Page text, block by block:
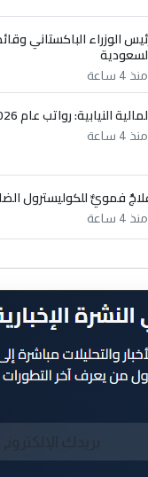
الوزراء الباكستاني
منذ 4 ساعة
النيابية: رواتب عام 2026 مؤمنة
منذ 4 ساعة
فمويٌّ للكوليسترول
منذ 4 ساعة